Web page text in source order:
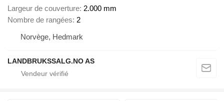
Largeur de couverture 2.000 mm
Nombre de rangées 2
Norvège, Hedmark
LANDBRUKSSALG.NO AS